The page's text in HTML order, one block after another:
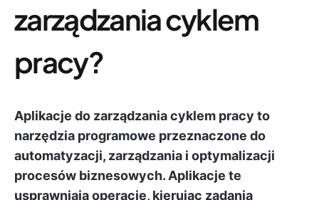
zarządzania cyklem
pracy?
Aplikacje do zarządzania cyklem pracy to
narzędzia programowe przeznaczone do
automatyzacji, zarządzania i optymalizacji
procesów biznesowych. Aplikacje te
usprawniają operacje, kierując zadania